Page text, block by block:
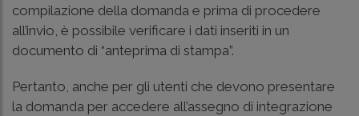
compilazione della domanda e prima di procedere
all’invio, è possibile verificare i dati inseriti in un
documento di “anteprima di stampa”.
Pertanto, anche per gli utenti che devono presentare
la domanda per accedere all’assegno di integrazione